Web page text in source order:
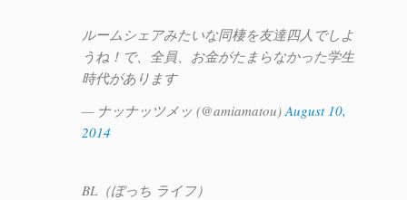
ルームシェアみたいな同棲を友達四人でしよ
うね！で、全員、お金がたまらなかった学生
時代があります
— ナッナッツメッ (@amiamatou) August 10,
2014
BL（ぼっち ライフ）